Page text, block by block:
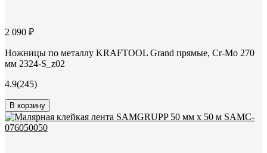
2 090 ₽
Ножницы по металлу KRAFTOOL Grand прямые, Cr-Mo 270
мм 2324-S_z02
4.9(245)
В корзину